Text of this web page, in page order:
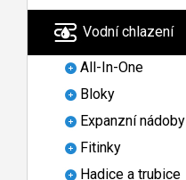
Vodní chlazení
All-In-One
Bloky
Expanzní nádoby
Fitinky
Hadice a trubice